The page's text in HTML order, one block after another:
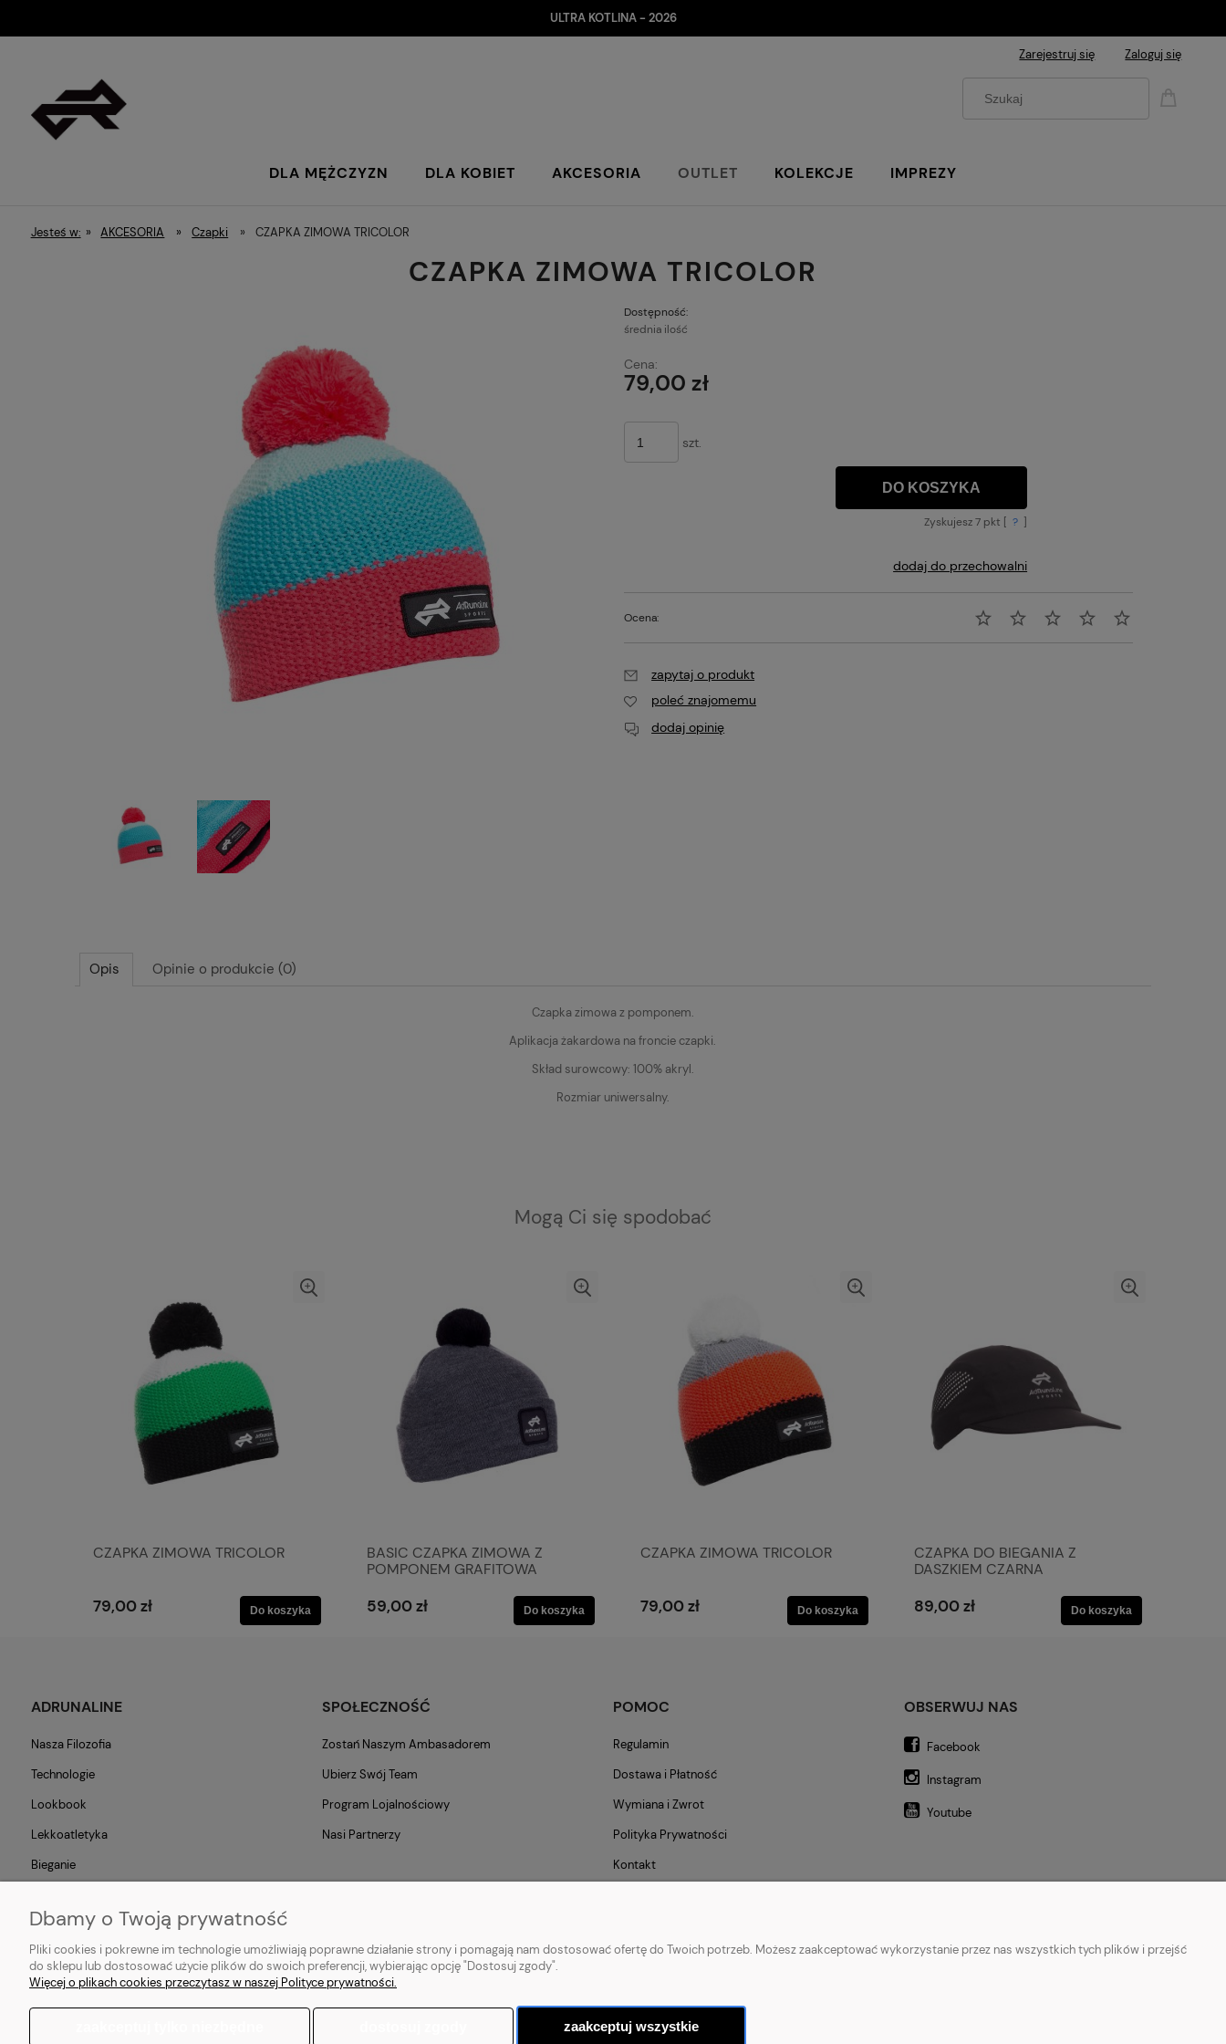
ULTRA KOTLINA - 2026
Zarejestruj się Zaloguj się
DLA MĘŻCZYZN DLA KOBIET AKCESORIA OUTLET KOLEKCJE IMPREZY
Jesteś w: » AKCESORIA » Czapki » CZAPKA ZIMOWA TRICOLOR
CZAPKA ZIMOWA TRICOLOR
Dostępność:
średnia ilość
Cena:
79,00 zł
szt.
DO KOSZYKA
Zyskujesz7 pkt [ ? ]
dodaj do przechowalni
Ocena:
zapytaj o produkt
poleć znajomemu
dodaj opinię
Opis Opinie o produkcie (0)
Czapka zimowa z pomponem.
Aplikacja żakardowa na froncie czapki.
Skład surowcowy: 100% akryl.
Rozmiar uniwersalny.
Mogą Ci się spodobać
CZAPKA ZIMOWA TRICOLOR
79,00 zł Do koszyka
BASIC CZAPKA ZIMOWA Z
POMPONEM GRAFITOWA
59,00 zł Do koszyka
CZAPKA ZIMOWA TRICOLOR
79,00 zł Do koszyka
CZAPKA DO BIEGANIA Z
DASZKIEM CZARNA
89,00 zł Do koszyka
ADRUNALINE
Nasza Filozofia
Technologie
Lookbook
Lekkoatletyka
Bieganie
SPOŁECZNOŚĆ
Zostań Naszym Ambasadorem
Ubierz Swój Team
Program Lojalnościowy
Nasi Partnerzy
POMOC
Regulamin
Dostawa i Płatność
Wymiana i Zwrot
Polityka Prywatności
Kontakt
OBSERWUJ NAS
Facebook
Instagram
Youtube
Popularne produkty:Koszulki do biegania| Topy do biegania| Bluzy do biegania Longsleeve do biegania
Dbamy o Twoją prywatność
Pliki cookies i pokrewne im technologie umożliwiają poprawne działanie strony i pomagają nam dostosować ofertę do Twoich potrzeb. Możesz zaakceptować wykorzystanie przez nas wszystkich tych plików i przejść
do sklepu lub dostosować użycie plików do swoich preferencji, wybierając opcję "Dostosuj zgody".
Więcej o plikach cookies przeczytasz w naszej Polityce prywatności.
zaakceptuj wszystkie